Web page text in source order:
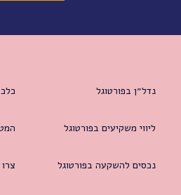
נדל״ן בפורטוגל
ליווי משקיעים בפורטוגל
נכסים להשקעה בפורטוגל